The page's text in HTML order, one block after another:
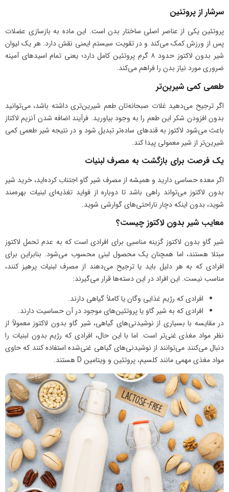
سرشار از پروتئین
پروتئین یکی از عناصر اصلی ساختار بدن است. این ماده به بازسازی عضلات
پس از ورزش کمک می‌کند و در تقویت سیستم ایمنی نقش دارد. هر یک لیوان
شیر بدون لاکتوز حدود ۸ گرم پروتئین کامل دارد؛ یعنی تمام اسیدهای آمینه
ضروری مورد نیاز بدن را فراهم می‌کند.
طعمی کمی شیرین‌تر
اگر ترجیح می‌دهید غلات صبحانه‌تان طعم شیرین‌تری داشته باشد، می‌توانید
بدون افزودن شکر این طعم را به وجود بیاورید. فرآیند اضافه شدن آنزیم لاکتاز
باعث می‌شود لاکتوز به قندهای ساده‌تر تبدیل شود و در نتیجه شیر طعمی کمی
شیرین‌تر از شیر معمولی پیدا کند.
یک فرصت برای بازگشت به مصرف لبنیات
اگر معده حساسی دارید و همیشه از مصرف شیر گاو اجتناب کرده‌اید، خرید شیر
بدون لاکتوز می‌تواند راهی باشد تا دوباره از فواید تغذیه‌ای لبنیات بهره‌مند
شوید، بدون اینکه دچار ناراحتی‌های گوارشی شوید.
معایب شیر بدون لاکتوز چیست؟
شیر گاو بدون لاکتوز گزینه مناسبی برای افرادی است که به عدم تحمل لاکتوز
مبتلا هستند، اما همچنان یک محصول لبنی محسوب می‌شود. بنابراین برای
افرادی که به هر دلیل باید یا ترجیح می‌دهند از مصرف لبنیات پرهیز کنند،
مناسب نیست. این افراد در این دسته‌ها قرار می‌گیرند:
افرادی که رژیم غذایی وگان یا کاملاً گیاهی دارند.
افرادی که به شیر گاو یا پروتئین‌های موجود در آن حساسیت دارند.
در مقایسه با بسیاری از نوشیدنی‌های گیاهی، شیر گاو بدون لاکتوز معمولاً از
نظر مواد مغذی غنی‌تر است. اما با این حال، افرادی که رژیم بدون لبنیات را
دنبال می‌کنند می‌توانند از نوشیدنی‌های گیاهی غنی‌شده استفاده کنند که حاوی
مواد مغذی مهمی مانند کلسیم، پروتئین و ویتامین D هستند.